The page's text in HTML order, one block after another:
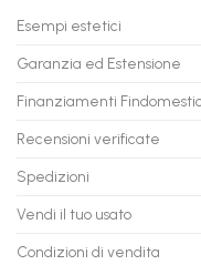
anche
a
in
con
Esempi estetici
Garanzia ed Estensione
Finanziamenti Findomestic
Recensioni verificate
Spedizioni
Vendi il tuo usato
Condizioni di vendita